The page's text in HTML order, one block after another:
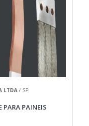
LTDA / SP
PARA PAINEIS